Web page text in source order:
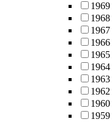
1969
1968
1967
1966
1965
1964
1963
1962
1960
1959